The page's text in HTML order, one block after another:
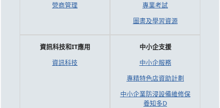
營商管理
專業考試
圖書及學習資源
資訊科技和IT應用
資訊科技
中小企支援
中小企服務
專精特色店資助計劃
中小企業防浸設備維修保
養知多D